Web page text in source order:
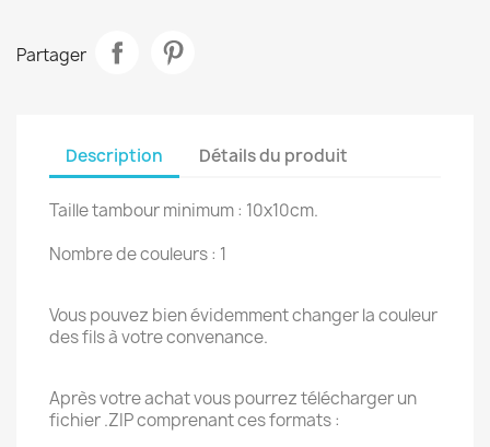
Partager
Description Détails du produit
Taille tambour minimum : 10x10cm.
Nombre de couleurs : 1
Vous pouvez bien évidemment changer la couleur
des fils à votre convenance.
Après votre achat vous pourrez télécharger un
fichier .ZIP comprenant ces formats :